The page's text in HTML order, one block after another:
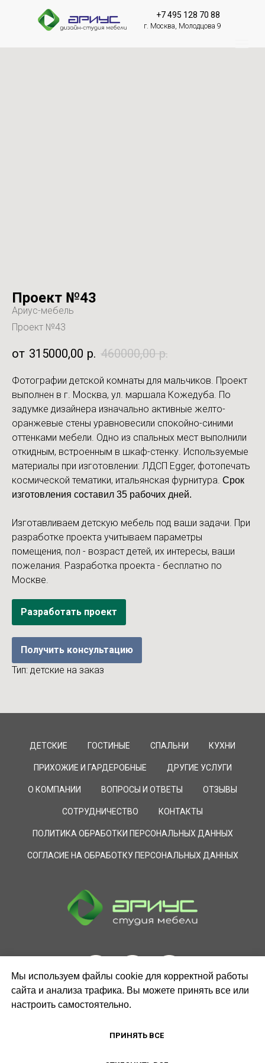
+7 495 128 70 88
г. Москва, Молодцова 9
Проект №43
Ариус-мебель
Проект №43
315000,00 р. 460000,00 р.
Фотографии детской комнаты для мальчиков. Проект
выполнен в г. Москва, ул. маршала Кожедуба. По
задумке дизайнера изначально активные желто-
оранжевые стены уравновесили спокойно-синими
оттенками мебели. Одно из спальных мест выполнили
откидным, встроенным в шкаф-стенку. Используемые
материалы при изготовлении: ЛДСП Egger, фотопечать
космической тематики, итальянская фурнитура. Срок
изготовления составил 35 рабочих дней.
Изготавливаем детскую мебель под ваши задачи. При
разработке проекта учитываем параметры
помещения, пол - возраст детей, их интересы, ваши
пожелания. Разработка проекта - бесплатно по
Москве.
Разработать проект
Получить консультацию
Тип: детские на заказ
ДЕТСКИЕ ГОСТИНЫЕ СПАЛЬНИ КУХНИ
ПРИХОЖИЕ И ГАРДЕРОБНЫЕ ДРУГИЕ УСЛУГИ
О КОМПАНИИ ВОПРОСЫ И ОТВЕТЫ ОТЗЫВЫ
СОТРУДНИЧЕСТВО КОНТАКТЫ
ПОЛИТИКА ОБРАБОТКИ ПЕРСОНАЛЬНЫХ ДАННЫХ
СОГЛАСИЕ НА ОБРАБОТКУ ПЕРСОНАЛЬНЫХ ДАННЫХ
Мы используем файлы cookie для корректной работы
сайта и анализа трафика. Вы можете принять все или
настроить самостоятельно.
ПРИНЯТЬ ВСЕ